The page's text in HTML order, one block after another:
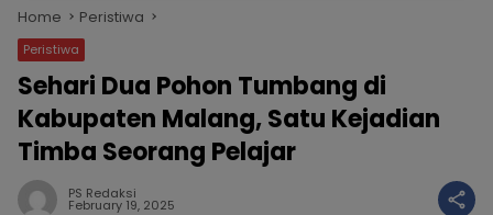
Home Peristiwa
Peristiwa
Sehari Dua Pohon Tumbang di
Kabupaten Malang, Satu Kejadian
Timba Seorang Pelajar
PS Redaksi
February 19, 2025